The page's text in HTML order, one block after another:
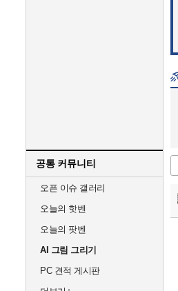
공통 커뮤니티
오픈 이슈 갤러리
오늘의 핫벤
오늘의 팟벤
AI 그림 그리기
PC 견적 게시판